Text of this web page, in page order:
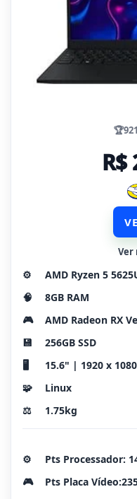
🏆
R$
Ver
⚙️
AMD Ryzen 5
🧠
8GB RAM
🎮
AMD Radeon RX
💾
256GB SSD
🖥️
15.6" | 1920 x
🧩
Linux
⚖️
1.75kg
⚙️
Pts Processador:
🎮
Pts Placa